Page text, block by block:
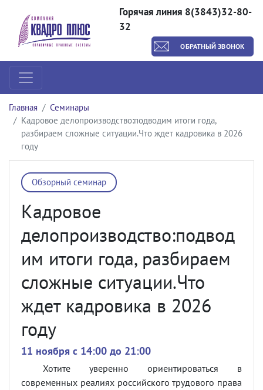
Горячая линия 8(3843)32-80-
32
ОБРАТНЫЙ ЗВОНОК
Главная
Семинары
Кадровое делопроизводство:подводим итоги года,
разбираем сложные ситуации.Что ждет кадровика в 2026
году
Обзорный семинар
Кадровое
делопроизводство:подвод
им итоги года, разбираем
сложные ситуации.Что
ждет кадровика в 2026
году
11 ноября c 14:00 до 21:00
Хотите уверенно ориентироваться в
современных реалиях российского трудового права